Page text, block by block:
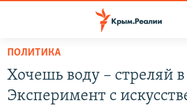
Вернуться
основному
содержанию
ПОЛИТИКА
Хочешь воду – стреляй в
Эксперимент с